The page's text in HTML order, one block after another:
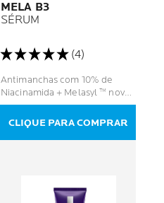
MELA B3
SÉRUM
(4)
Antimanchas com 10% de
Niacinamida + Melasyl ™ novo
ativo patenteado. Resultados
visíveis em 1 semana
CLIQUE PARA COMPRAR